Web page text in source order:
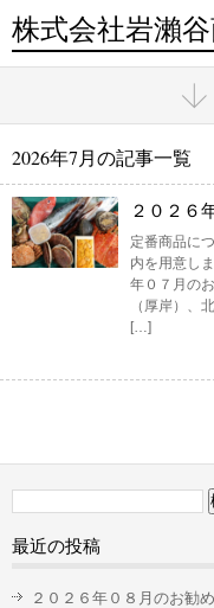
株式会社岩瀨
2026年7月の記事一覧
２０２６
定番商品に
内を用意し
年０７月の
（厚岸）、
[…]
最近の投稿
２０２６年０８月のお勧め